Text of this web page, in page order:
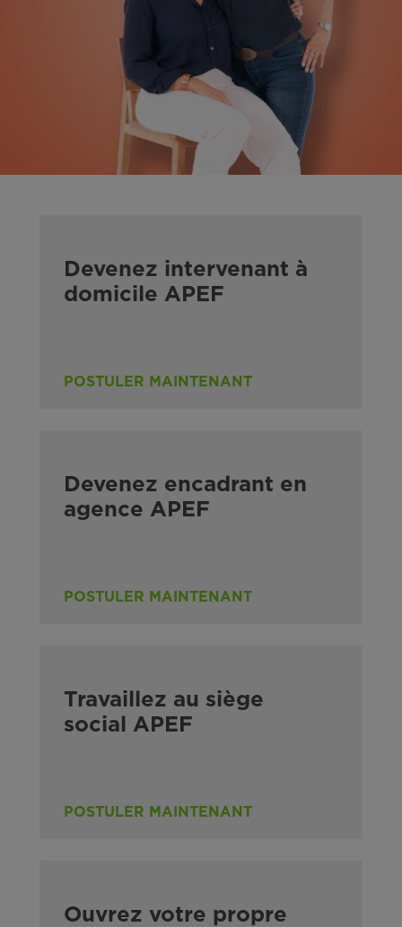
Devenez intervenant à
domicile APEF
POSTULER MAINTENANT
Devenez encadrant en
agence APEF
POSTULER MAINTENANT
Travaillez au siège
social APEF
POSTULER MAINTENANT
Ouvrez votre propre